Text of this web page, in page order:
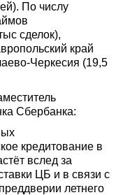
По числу
сделок),
край
Черкесия (19,5
Сбербанка:
кредитование в
вслед за
ЦБ и в связи с
летнего